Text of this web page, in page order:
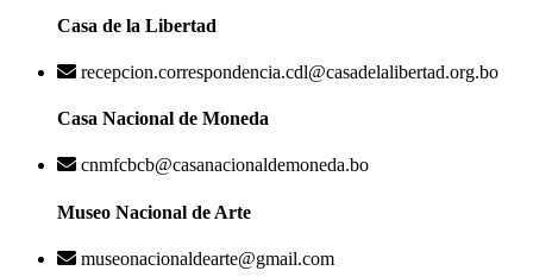
Casa de la Libertad
recepcion.correspondencia.cdl@casadelalibertad.org.bo
Casa Nacional de Moneda
cnmfcbcb@casanacionaldemoneda.bo
Museo Nacional de Arte
museonacionaldearte@gmail.com